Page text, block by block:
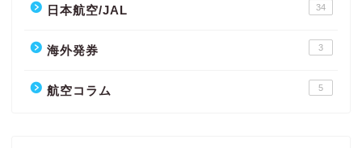
日本航空/JAL 34
海外発券 3
航空コラム 5